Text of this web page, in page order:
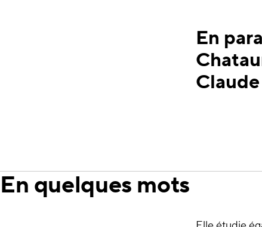
En
En quelques mots